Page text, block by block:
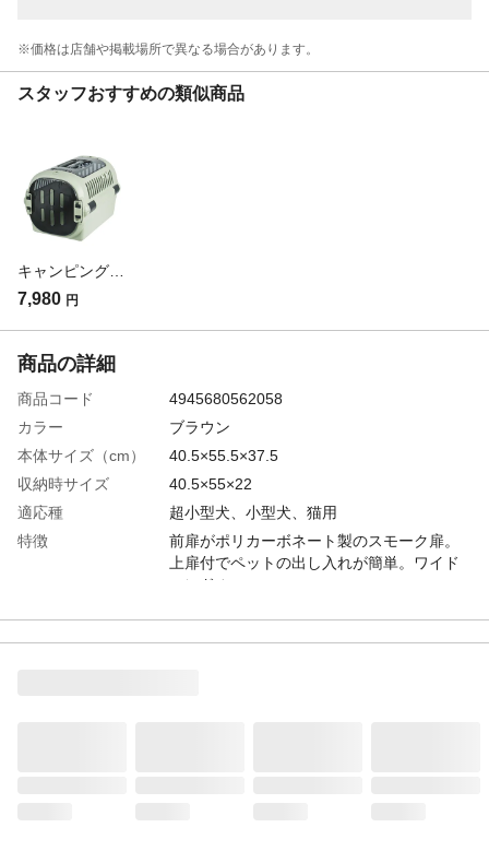
※価格は​店舗や​掲載場所で​異なる​場合が​あります。
スタッフおすすめの類似商品
7,980 円
商品の詳細
商品コード
4945680562058
カラー
ブラウン
本体サイズ（cm）
40.5×55.5×37.5
収納時サイズ
40.5×55×22
適応種
超小型犬、小型犬、猫用
特徴
前扉がポリカーボネート製のスモーク扉。
上扉付でペットの出し入れが簡単。ワイド
ハンドル。
商品説明
シートベルト固定機能付